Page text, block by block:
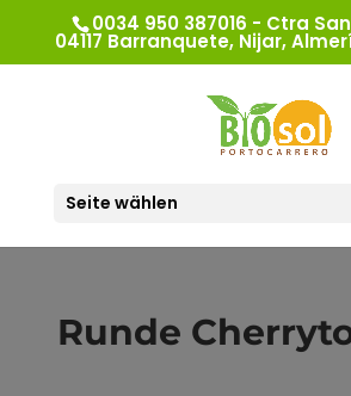
0034 950 387016 - Ctra San
04117 Barranquete, Nijar,
Seite wählen
Runde